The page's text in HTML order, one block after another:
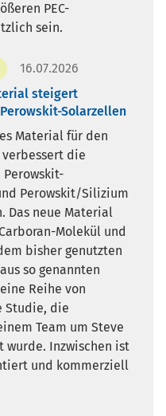
PEC-
sein.
16.07.2026
steigert
Solarzellen
Material für den
die
Perowskit-
Perowskit/Silizium
Das neue Material
Molekül und
bisher genutzten
so genannten
Reihe von
Studie, die
Team um Steve
Inzwischen ist
und kommerziell